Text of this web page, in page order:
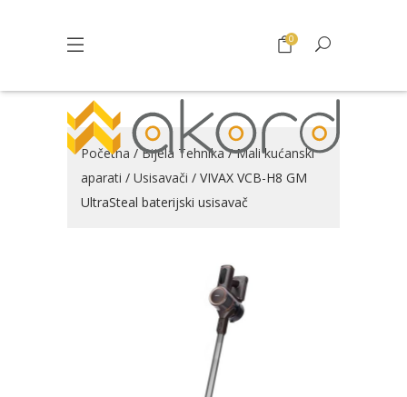
0
Početna /Bijela Tehnika/Mali kućanski
aparati / Usisavači / VIVAX VCB-H8 GM
UltraSteal baterijski usisavač